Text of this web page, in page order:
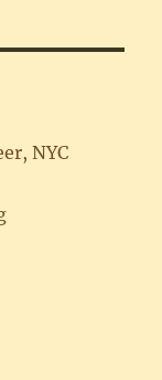
NYC